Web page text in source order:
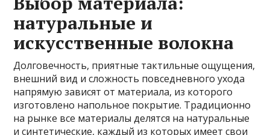
натуральные и
искусственные волокна
Долговечность, приятные тактильные ощущения,
внешний вид и сложность повседневного ухода
напрямую зависят от материала, из которого
изготовлено напольное покрытие. Традиционно
на рынке все материалы делятся на натуральные
и синтетические, каждый из которых имеет свои